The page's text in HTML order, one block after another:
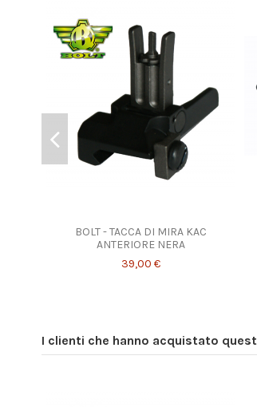
BOLT - TACCA DI MIRA KAC
ANTERIORE NERA
39,00 €
I clienti che hanno acquistato